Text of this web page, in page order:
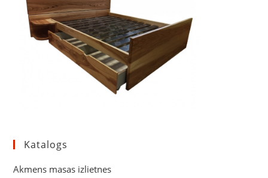
Katalogs
Akmens masas izlietnes